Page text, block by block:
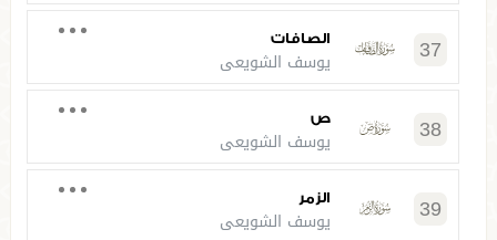
37 الصافات
يوسف الشويعي
38 ص
يوسف الشويعي
39 الزمر
يوسف الشويعي